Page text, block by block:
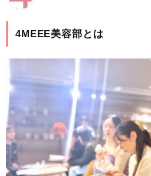
4MEEE美容部とは